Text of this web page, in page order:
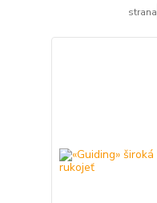
strana